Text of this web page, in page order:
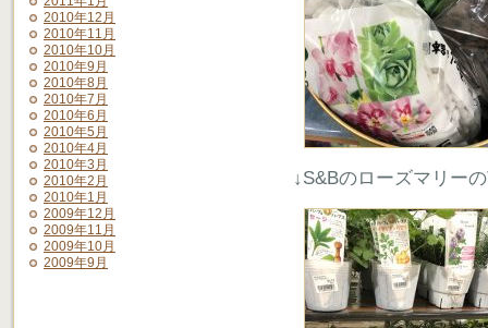
2010年12月
2010年11月
2010年10月
2010年9月
2010年8月
2010年7月
2010年6月
2010年5月
2010年4月
2010年3月
2010年2月
2010年1月
2009年12月
2009年11月
2009年10月
2009年9月
↓S&Bのローズマリー